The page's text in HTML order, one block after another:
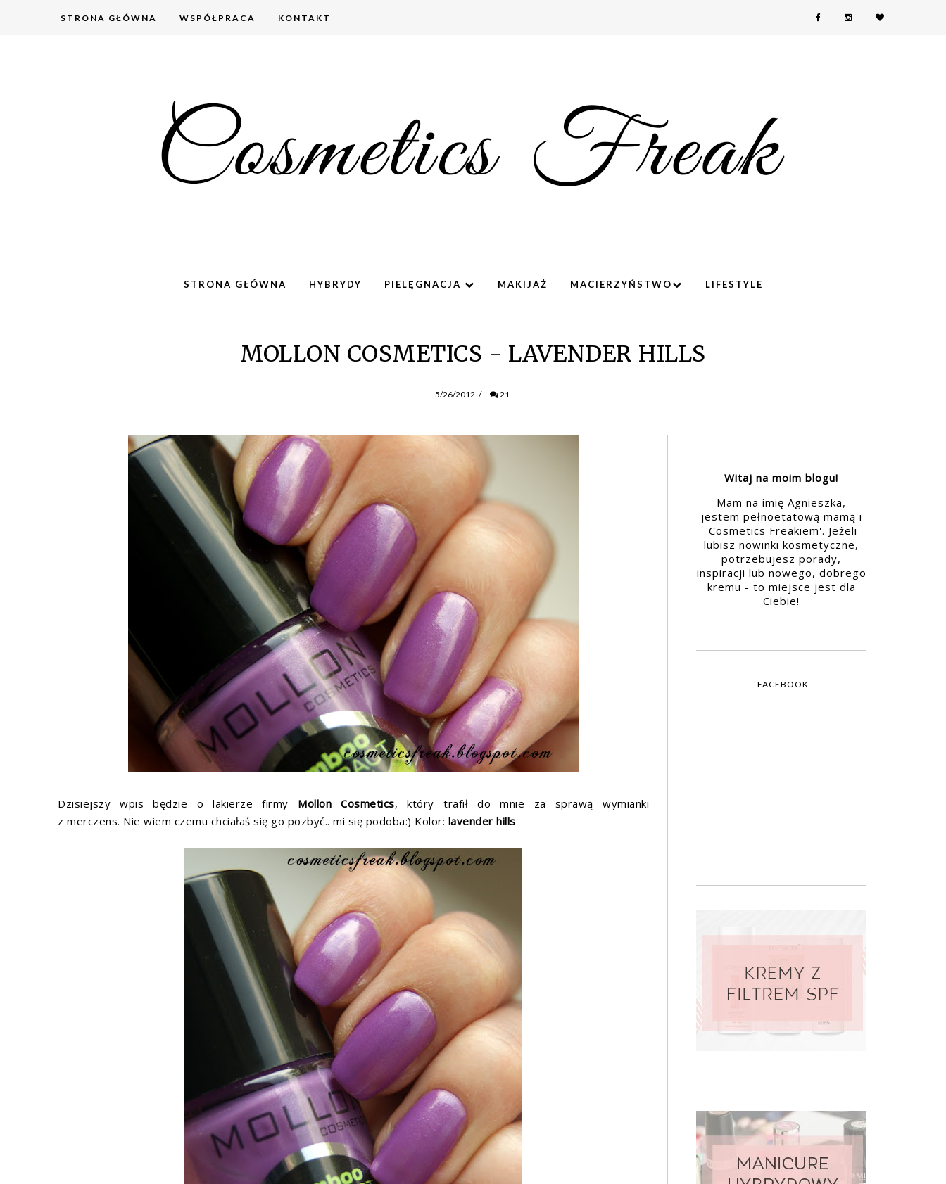
STRONA GŁÓWNA WSPÓŁPRACA KONTAKT
STRONA GŁÓWNA HYBRYDY PIELĘGNACJA MAKIJAŻ MACIERZYŃSTWO LIFESTYLE
MOLLON COSMETICS - LAVENDER HILLS
5/26/2012 / 21
Dzisiejszy wpis będzie o lakierze firmy Mollon Cosmetics, który trafił do mnie za sprawą wymianki
z merczens. Nie wiem czemu chciałaś się go pozbyć.. mi się podoba:) Kolor: lavender hills
Witaj na moim blogu!
Mam na imię Agnieszka,
jestem pełnoetatową mamą i
'Cosmetics Freakiem'. Jeżeli
lubisz nowinki kosmetyczne,
potrzebujesz porady,
inspiracji lub nowego, dobrego
kremu - to miejsce jest dla
Ciebie!
FACEBOOK